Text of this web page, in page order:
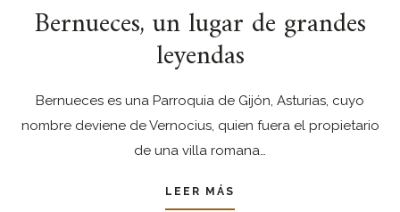
Bernueces, un lugar de grandes
leyendas
Bernueces es una Parroquia de Gijón, Asturias, cuyo
nombre deviene de Vernocius, quien fuera el propietario
de una villa romana…
LEER MÁS